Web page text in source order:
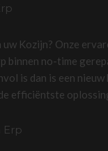
uw Kozijn? Onze
binnen no-time
is dan is een nieuw
efficiëntste
Erp